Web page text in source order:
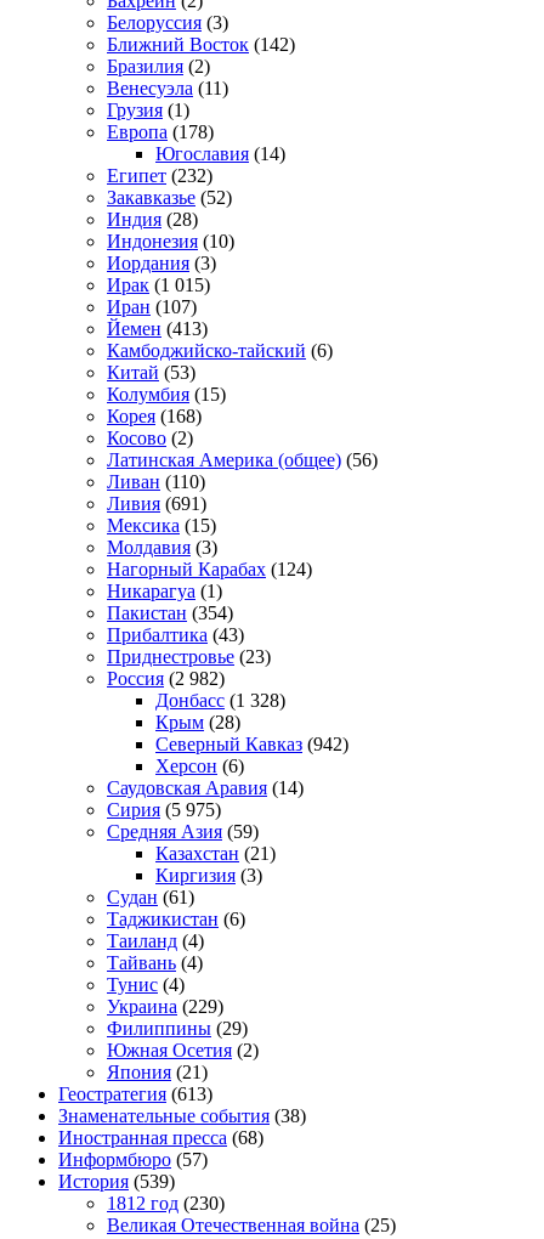
Белоруссия (3)
Ближний Восток (142)
Бразилия (2)
Венесуэла (11)
Грузия (1)
Европа (178)
Югославия (14)
Египет (232)
Закавказье (52)
Индия (28)
Индонезия (10)
Иордания (3)
Ирак (1 015)
Иран (107)
Йемен (413)
Камбоджийско-тайский (6)
Китай (53)
Колумбия (15)
Корея (168)
Косово (2)
Латинская Америка (общее) (56)
Ливан (110)
Ливия (691)
Мексика (15)
Молдавия (3)
Нагорный Карабах (124)
Никарагуа (1)
Пакистан (354)
Прибалтика (43)
Приднестровье (23)
Россия (2 982)
Донбасс (1 328)
Крым (28)
Северный Кавказ (942)
Херсон (6)
Саудовская Аравия (14)
Сирия (5 975)
Средняя Азия (59)
Казахстан (21)
Киргизия (3)
Судан (61)
Таджикистан (6)
Таиланд (4)
Тайвань (4)
Тунис (4)
Украина (229)
Филиппины (29)
Южная Осетия (2)
Япония (21)
Геостратегия (613)
Знаменательные события (38)
Иностранная пресса (68)
Информбюро (57)
История (539)
1812 год (230)
Великая Отечественная война (25)